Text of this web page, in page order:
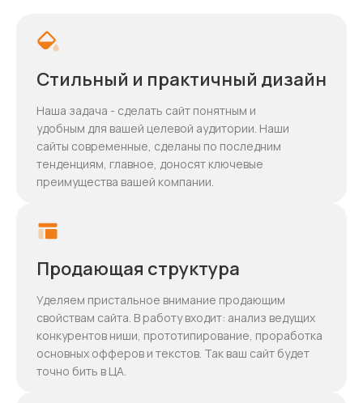
Стильный и практичный дизайн
Наша задача - сделать сайт понятным и
удобным для вашей целевой аудитории. Наши
сайты современные, сделаны по последним
тенденциям, главное, доносят ключевые
преимущества вашей компании.
Продающая структура
Уделяем пристальное внимание продающим
свойствам сайта. В работу входит: анализ ведущих
конкурентов ниши, прототипирование, проработка
основных офферов и текстов. Так ваш сайт будет
точно бить в ЦА.